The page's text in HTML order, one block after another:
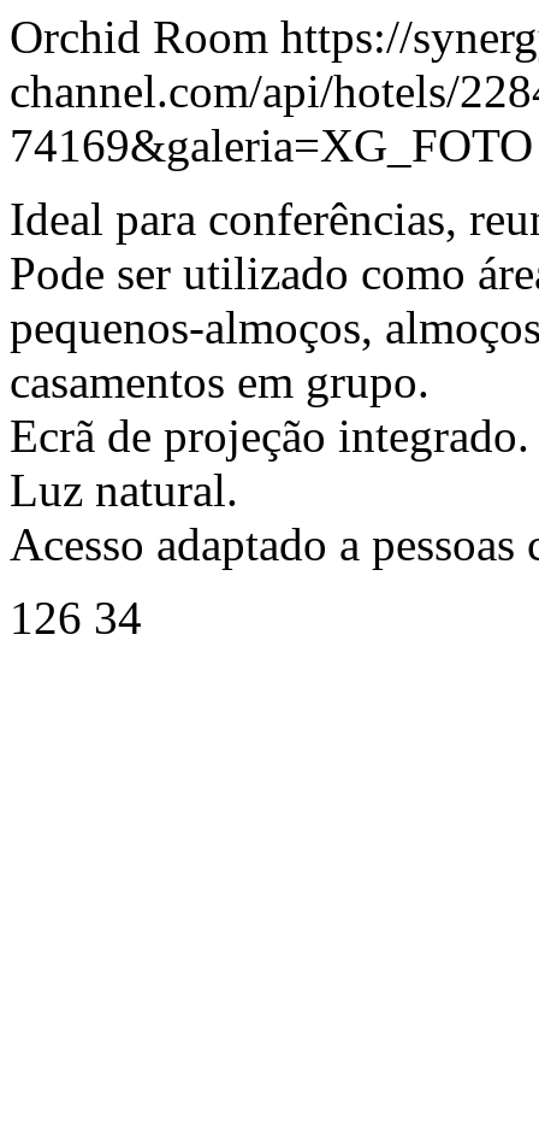
Orchid Room https://
channel.com/api/hotels/
Ideal para conferências,
Pode ser utilizado como
pequenos-almoços,
casamentos em grupo.
Ecrã de projeção integrado.
Luz natural.
Acesso adaptado a
126 34